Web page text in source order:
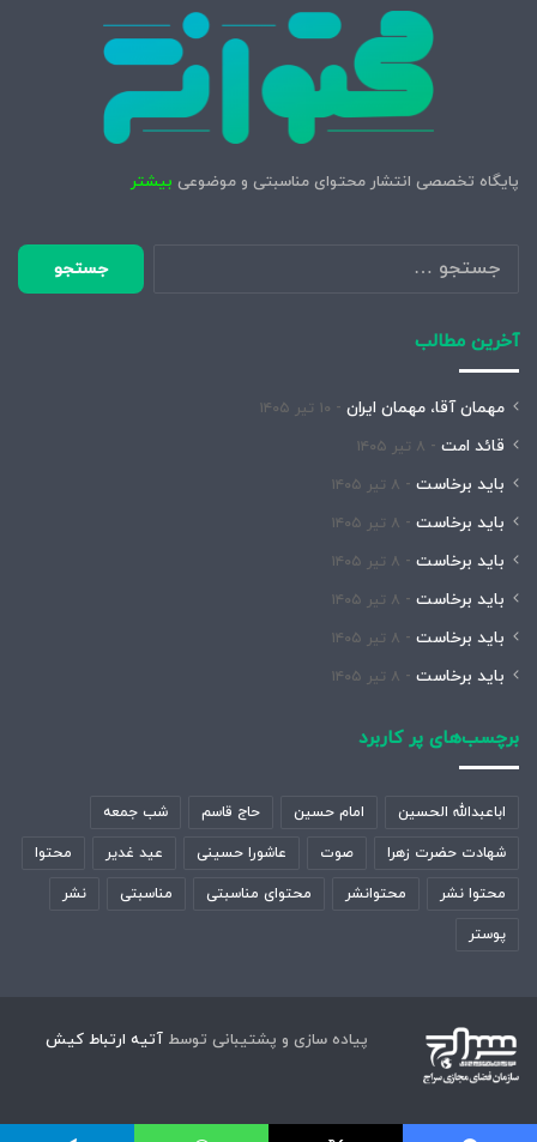
پایگاه تخصصی انتشار محتوای مناسبتی و موضوعی بیشتر
جستجو
برای:
آخرین مطالب
مهمان آقا، مهمان ایران ۱۰ تیر ۱۴۰۵
قائد امت ۸ تیر ۱۴۰۵
باید برخاست ۸ تیر ۱۴۰۵
باید برخاست ۸ تیر ۱۴۰۵
باید برخاست ۸ تیر ۱۴۰۵
باید برخاست ۸ تیر ۱۴۰۵
باید برخاست ۸ تیر ۱۴۰۵
باید برخاست ۸ تیر ۱۴۰۵
برچسب‌های پر کاربرد
اباعبدالله الحسین امام حسین حاج قاسم شب جمعه
شهادت حضرت زهرا صوت عاشورا حسینی عید غدیر محتوا
محتوا نشر محتوانشر محتوای مناسبتی مناسبتی نشر
پوستر
پیاده سازی و پشتیبانی توسط آتیه ارتباط کیش